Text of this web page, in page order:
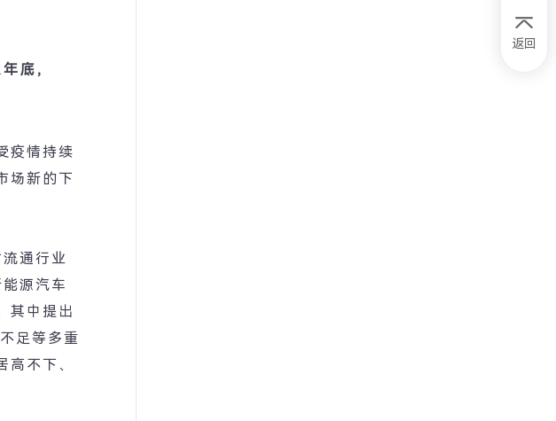
年底，
疫情持续
场新的下
通行业
源汽车
其中提出
足等多重
不下、
返回